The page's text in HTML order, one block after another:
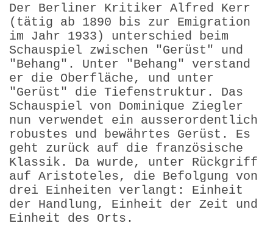
Der Berliner Kritiker Alfred Kerr
(tätig ab 1890 bis zur Emigration
im Jahr 1933) unterschied beim
Schauspiel zwischen "Gerüst" und
"Behang". Unter "Behang" verstand
er die Oberfläche, und unter
"Gerüst" die Tiefenstruktur. Das
Schauspiel von Dominique Ziegler
nun verwendet ein ausser­ordentlich
robustes und bewährtes Gerüst. Es
geht zurück auf die französische
Klassik. Da wurde, unter Rückgriff
auf Aristoteles, die Befolgung von
drei Einheiten verlangt: Einheit
der Handlung, Einheit der Zeit und
Einheit des Orts.